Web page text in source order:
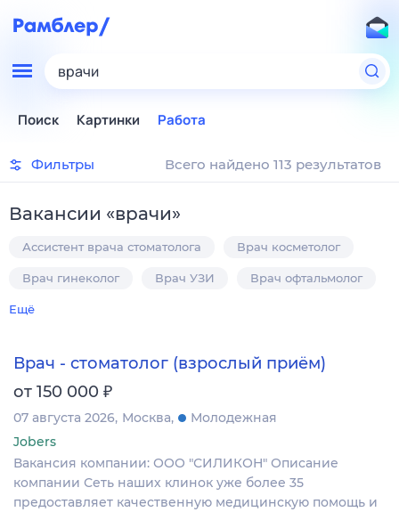
врачи
Поиск Картинки Работа
Фильтры Всего найдено 113 результатов
Вакансии «врачи»
Ассистент врача стоматолога Врач косметолог
Врач гинеколог Врач УЗИ Врач офтальмолог
Ещё
Врач - стоматолог (взрослый приём)
от 150 000 ₽
07 августа 2026 Москва
Молодежная
Jobers
Вакансия компании: ООО "СИЛИКОН" Описание
компании Сеть наших клинок уже более 35
предоставляет качественную медицинскую помощь и